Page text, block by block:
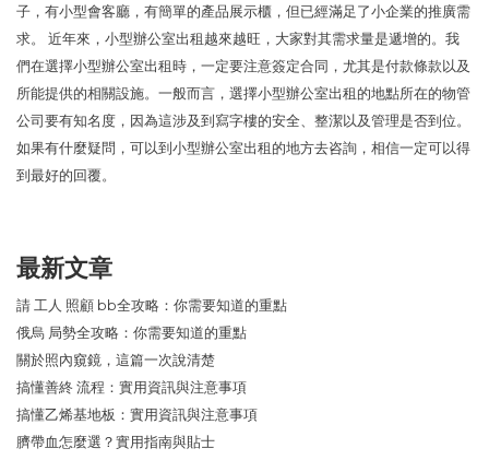
子，有小型會客廳，有簡單的產品展示櫃，但已經滿足了小企業的推廣需
求。 近年來，小型辦公室出租越來越旺，大家對其需求量是遞增的。我
們在選擇小型辦公室出租時，一定要注意簽定合同，尤其是付款條款以及
所能提供的相關設施。一般而言，選擇小型辦公室出租的地點所在的物管
公司要有知名度，因為這涉及到寫字樓的安全、整潔以及管理是否到位。
如果有什麼疑問，可以到小型辦公室出租的地方去咨詢，相信一定可以得
到最好的回覆。
最新文章
請 工人 照顧 bb全攻略：你需要知道的重點
俄烏 局勢全攻略：你需要知道的重點
關於照內窺鏡，這篇一次說清楚
搞懂善終 流程：實用資訊與注意事項
搞懂乙烯基地板：實用資訊與注意事項
臍帶血怎麼選？實用指南與貼士